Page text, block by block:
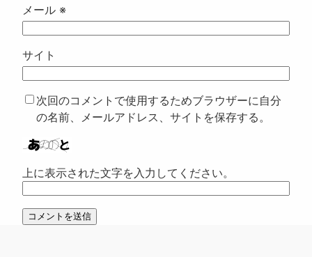
メール ※
サイト
次回のコメントで使用するためブラウザーに自分
の名前、メールアドレス、サイトを保存する。
上に表示された文字を入力してください。